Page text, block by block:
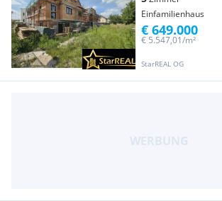
Einfamilienhaus
StarREAL OG
€ 5.547,01/m²
€ 649.000